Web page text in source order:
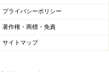
プライバシーポリシー
著作権・商標・免責
サイトマップ